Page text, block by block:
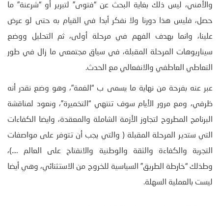
والأمني، ليس ذلك بغاية البحث عن “فتوى” لتبرير أو “شرعنة” ما
حصل، فليس هذا دورنا ولا نفكر أبدا في القيام به حتى لو عرض
علينا، وانما بهدف الفهم في مرحلة أولى، ثم التحليل ووضع
سيناريوهات المرحلة المقبلة، في سياق مجتمعي ما زال في طور
التعاطي العاطفي والانفعالي مع الحدث.
عبر عنه بفرحة من نهاية ما يسمى ب “الغمة”، وهو وضع نقدر أنه
ظرفي، ومع مرور الأيام سوف تنتهي “التخميرة”، ونعود لمناقشة
البرنامج المطروح لتجاوز الأزمة الشاملة والمعقدة، وايضا الكفاءات
التي ستدير المرحلة المقبلة ( والتي يجب أن تتوفر على مواصفات
التجربة والكفاءة والثقة والوطنية والانفتاح على العالم ….)،
وطذلك “خارطة الطريق” السياسية للخروج من الاستثنائي، وهي أيضا
ليست بالعملية السهلة.